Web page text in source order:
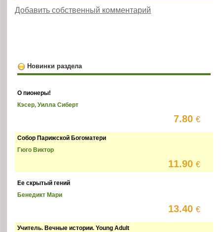
Добавить собственный комментарий
Новинки раздела
О пионеры!
Кэсер, Уилла Сиберт
7.80€
Собор Парижской Богоматери
Гюго Виктор
11.90€
Ее скрытый гений
Бенедикт Мари
13.40€
Учитель. Вечные истории. Young Adult